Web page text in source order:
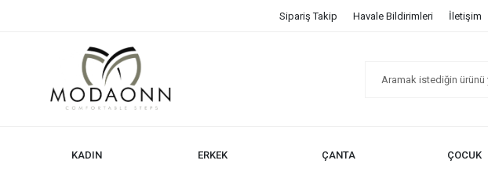
Sipariş Takip Havale Bildirimleri İletişim
KADIN ERKEK ÇANTA ÇOCUK